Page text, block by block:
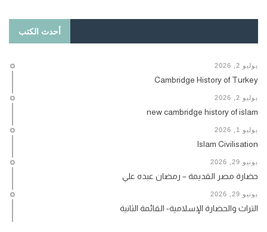
أحدث الكتب
يوليو 2, 2026
Cambridge History of Turkey
يوليو 2, 2026
new cambridge history of islam
يوليو 1, 2026
Islam Civilisation
يونيو 29, 2026
حضارة مصر القديمة – رمضان عبده علي
يونيو 29, 2026
التراث والحضارة الإسلامية- القائمة الثانية